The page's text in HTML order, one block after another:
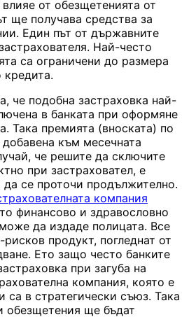
от обезщетенията от
ще получава средства за
Един път от държавните
Най-често
са ограничени до размера
кредита.
че подобна застраховка най-
в банката при оформяне
Така премията (вноската) по
към месечната
че решите да сключите
при застраховател, е
се проточи продължително.
компания
финансово и здравословно
да издаде полицата. Все
продукт, погледнат от
Ето защо често банките
при загуба на
компания, която е
са в стратегически съюз. Така
обезщетения ще бъдат